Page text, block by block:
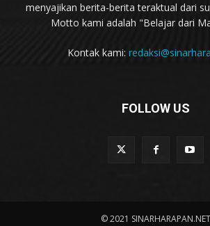
menyajikan berita-berita teraktual dari
Motto kami adalah "Belajar dari
Kontak kami:
FOLLOW US
© 2021 SINARHARAPAN.NET